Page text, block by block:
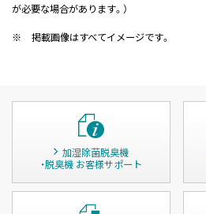
が必要な場合があります。）
※
掲載画像はすべてイメージです。
加湿除菌脱臭機
・脱臭機 お客様サポート